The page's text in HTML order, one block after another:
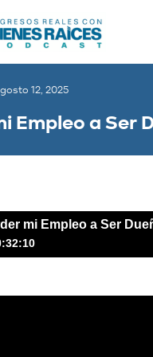
12, 2025
Empleo a Ser
mi Empleo a Ser